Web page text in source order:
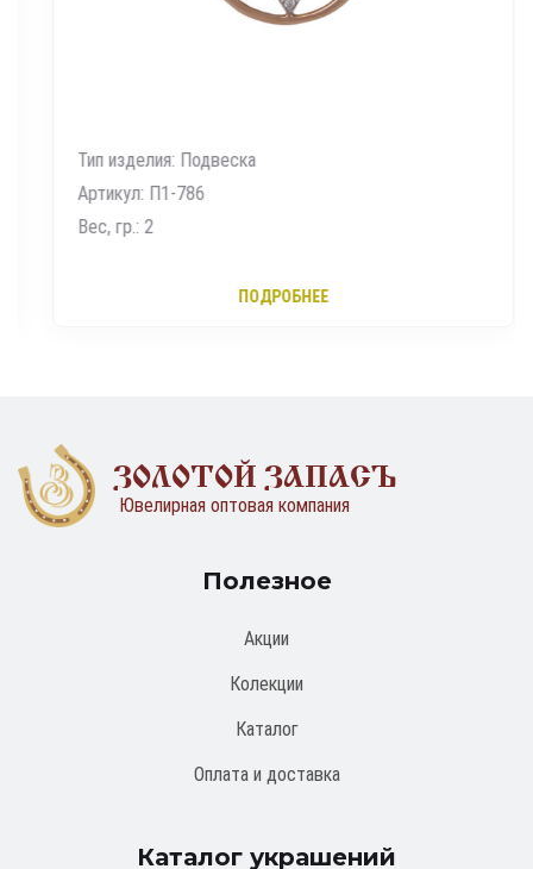
Тип изделия: Подвеска
Артикул: П1-786
Вес, гр.: 2
ПОДРОБНЕЕ
ЗОЛОТОЙ ЗАПАСЪ
Ювелирная оптовая компания
Полезное
Акции
Колекции
Каталог
Оплата и доставка
Каталог украшений